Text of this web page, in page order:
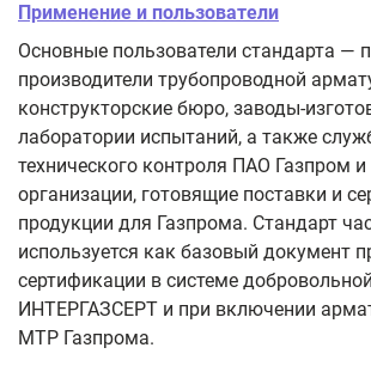
Применение и пользователи
Основные пользователи стандарта —
производители трубопроводной
конструкторские бюро, заводы-
лаборатории испытаний, а также
технического контроля ПАО Газпром
организации, готовящие поставки и
продукции для Газпрома. Стандарт
используется как базовый документ
сертификации в системе
ИНТЕРГАЗСЕРТ и при включении
МТР Газпрома.